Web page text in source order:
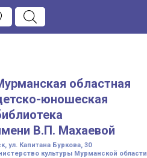
областная
юношеская
В.П. Махаевой
ул. Капитана Буркова, 30
культуры Мурманской области